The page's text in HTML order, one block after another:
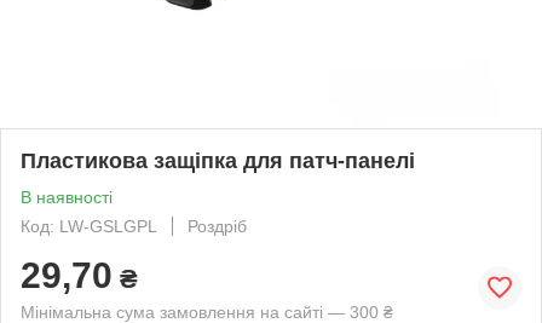
Пластикова защіпка для патч-панелі
В наявності
Код: LW-GSLGPL
Роздріб
29,70 ₴
Мінімальна сума замовлення на сайті — 300 ₴